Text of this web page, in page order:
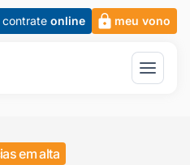
contrate online meu vono
em alta